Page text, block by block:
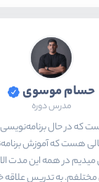
حسام موسوی
مدرس دوره
سال هست که در حال
هستم و ۱۰ سالی هست که آموزش
میدیم در همه این مدت
به تدریس